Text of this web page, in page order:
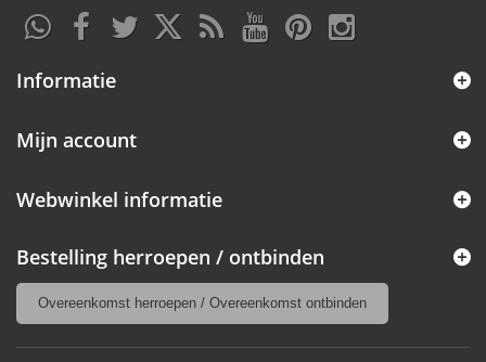
Informatie
Mijn account
Webwinkel informatie
Bestelling herroepen / ontbinden
Overeenkomst herroepen / Overeenkomst ontbinden